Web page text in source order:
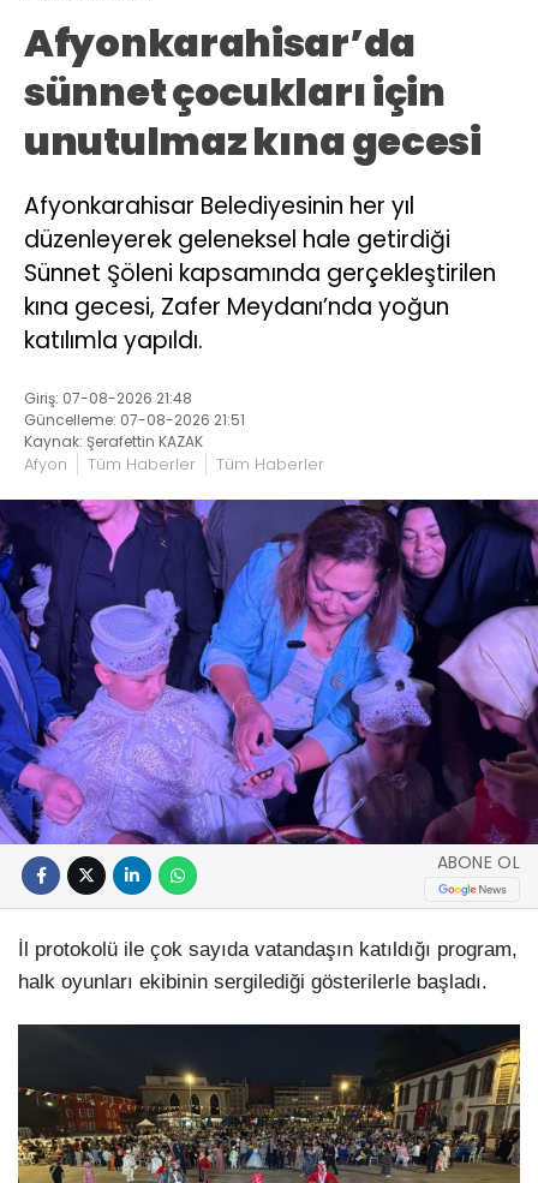
Afyonkarahisar’da
sünnet çocukları için
unutulmaz kına gecesi
Afyonkarahisar Belediyesinin her yıl
düzenleyerek geleneksel hale getirdiği
Sünnet Şöleni kapsamında gerçekleştirilen
kına gecesi, Zafer Meydanı’nda yoğun
katılımla yapıldı.
Giriş: 07-08-2026 21:48
Güncelleme: 07-08-2026 21:51
Kaynak: Şerafettin KAZAK
Afyon Tüm Haberler Tüm Haberler
ABONE OL
İl protokolü ile çok sayıda vatandaşın katıldığı program,
halk oyunları ekibinin sergilediği gösterilerle başladı.